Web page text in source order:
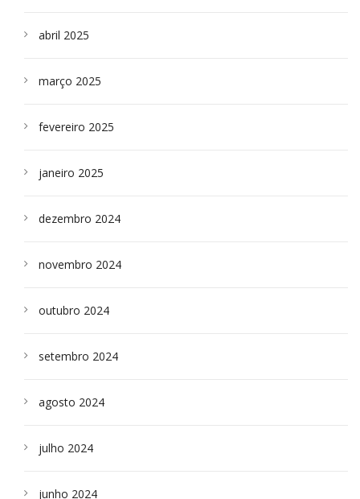
abril 2025
março 2025
fevereiro 2025
janeiro 2025
dezembro 2024
novembro 2024
outubro 2024
setembro 2024
agosto 2024
julho 2024
junho 2024